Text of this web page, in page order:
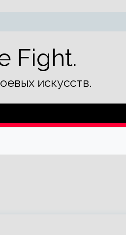
Fight.
искусств.